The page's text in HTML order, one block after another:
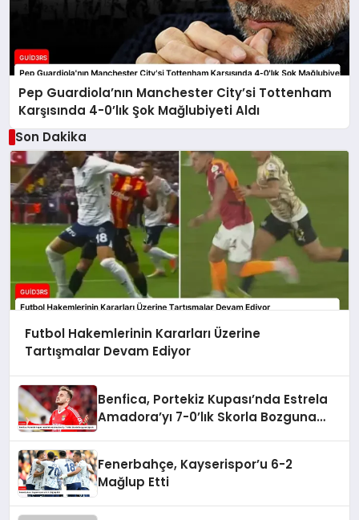
Pep Guardiola’nın Manchester City’si Tottenham
Karşısında 4-0’lık Şok Mağlubiyeti Aldı
Son Dakika
Futbol Hakemlerinin Kararları Üzerine
Tartışmalar Devam Ediyor
Benfica, Portekiz Kupası’nda Estrela
Amadora’yı 7-0’lık Skorla Bozguna
Fenerbahçe, Kayserispor’u 6-2
Mağlup Etti